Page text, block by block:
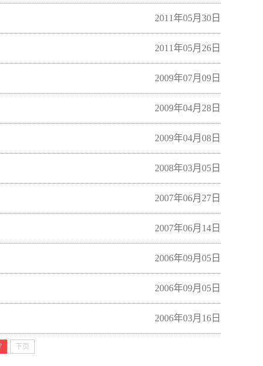
2011年05月30日
2011年05月26日
2009年07月09日
2009年04月28日
2009年04月08日
2008年03月05日
2007年06月27日
2007年06月14日
2006年09月05日
2006年09月05日
2006年03月16日
下页